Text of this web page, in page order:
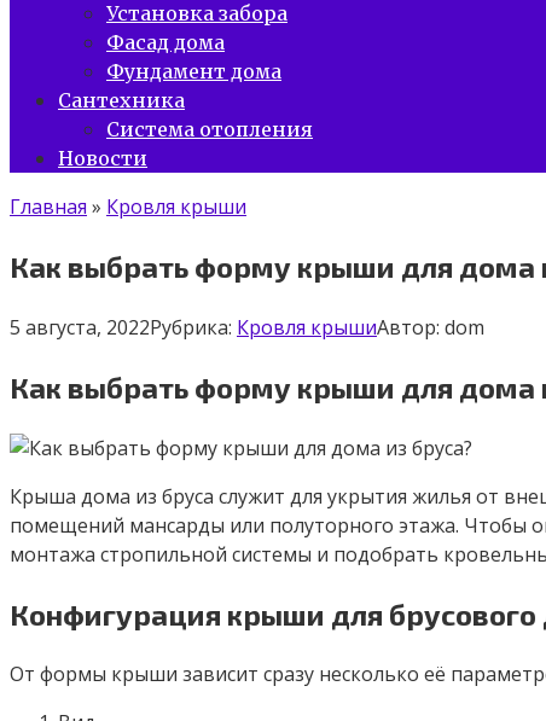
Установка забора
Фасад дома
Фундамент дома
Сантехника
Система отопления
Новости
Главная » Кровля крыши
Как выбрать форму крыши для дома
5 августа, 2022Рубрика: Кровля крышиАвтор: dom
Как выбрать форму крыши для дома
Крыша дома из бруса служит для укрытия жилья от
помещений мансарды или полуторного этажа. Чтобы
монтажа стропильной системы и подобрать
Конфигурация крыши для
От формы крыши зависит сразу несколько её